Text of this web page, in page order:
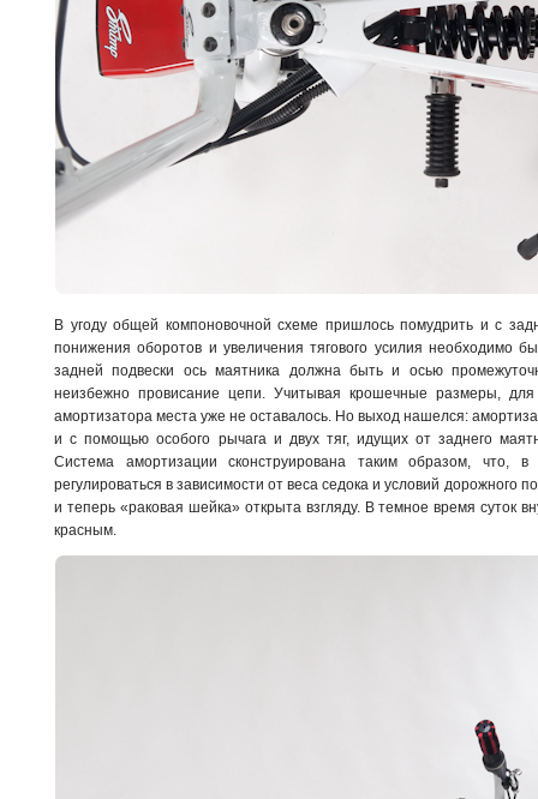
В угоду общей компоновочной схеме пришлось помудрить и с
понижения оборотов и увеличения тягового усилия необходимо
задней подвески ось маятника должна быть и осью
неизбежно провисание цепи. Учитывая крошечные размеры, для
амортизатора места уже не оставалось. Но выход нашелся:
и с помощью особого рычага и двух тяг, идущих от заднего
Система амортизации сконструирована таким образом, что,
регулироваться в зависимости от веса седока и условий
и теперь «раковая шейка» открыта взгляду. В темное время суток
красным.